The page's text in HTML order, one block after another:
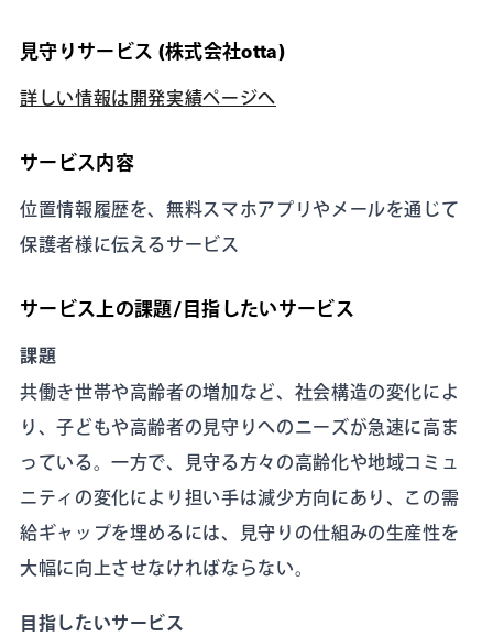
見守りサービス (株式会社otta)
詳しい情報は開発実績ページへ
サービス内容
位置情報履歴を、無料スマホアプリやメールを通じて
保護者様に伝えるサービス
サービス上の課題/目指したいサービス
課題
共働き世帯や高齢者の増加など、社会構造の変化によ
り、子どもや高齢者の見守りへのニーズが急速に高ま
っている。一方で、見守る方々の高齢化や地域コミュ
ニティの変化により担い手は減少方向にあり、この需
給ギャップを埋めるには、見守りの仕組みの生産性を
大幅に向上させなければならない。
目指したいサービス